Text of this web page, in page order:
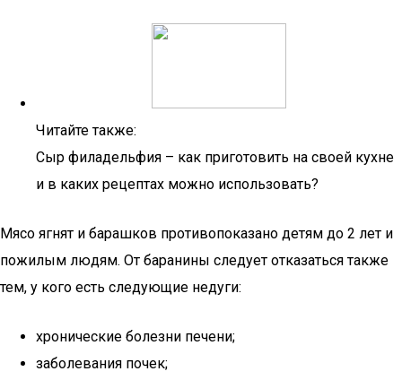
Читайте также:
Сыр филадельфия – как приготовить на своей кухне
и в каких рецептах можно использовать?
Мясо ягнят и барашков противопоказано детям до 2 лет и
пожилым людям. От баранины следует отказаться также
тем, у кого есть следующие недуги:
хронические болезни печени;
заболевания почек;